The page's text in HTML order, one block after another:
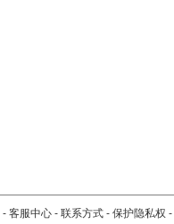
- 客服中心 - 联系方式 - 保护隐私权 -